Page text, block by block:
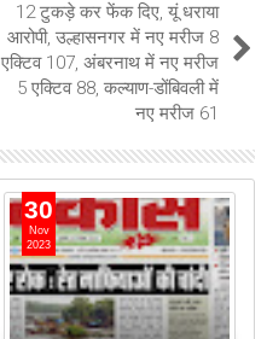
12 टुकड़े कर फेंक दिए, यूं धराया
आरोपी, उल्हासनगर में नए मरीज 8
एक्टिव 107, अंबरनाथ में नए मरीज
5 एक्टिव 88, कल्याण-डोंबिवली में
नए मरीज 61
30
Nov
2023